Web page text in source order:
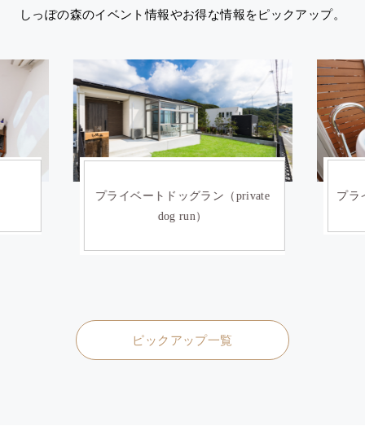
しっぽの森のイベント情報やお得な情報をピックアップ。
プライベートドッグラン（private
dog run）
プラ
ピックアップ一覧